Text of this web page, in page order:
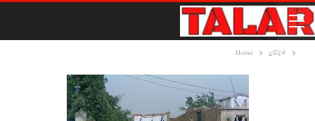
Home بلوچستان